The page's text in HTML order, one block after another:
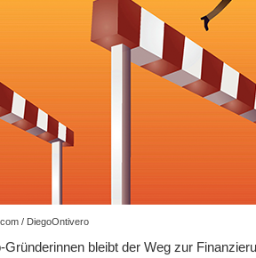
/ DiegoOntivero
Gründerinnen bleibt der Weg zur